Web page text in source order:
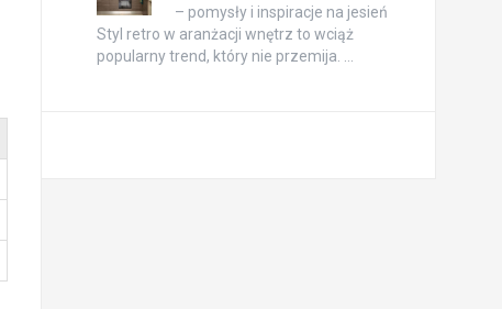
– pomysły i inspiracje na jesień
Styl retro w aranżacji wnętrz to wciąż
popularny trend, który nie przemija. …